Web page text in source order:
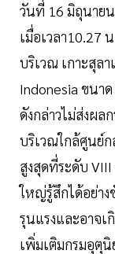
วันที่ 16 มิถุนาย
เมื่อเวลา10.27
บริเวณ เกาะสุล
Indonesia ขนา
ดังกล่าวไม่ส่งผ
บริเวณใกล้ศูนย์ก
สูงสุดที่ระดับ
ใหญ่รู้สึกได้อย่าง
รุนแรงและอาจเ
เพิ่มเติมกรมอุตุ